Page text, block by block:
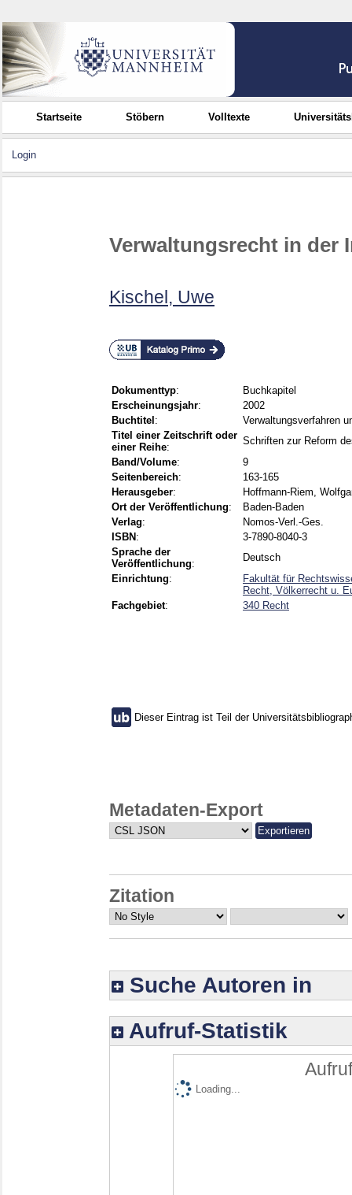
Startseite Stöbern Volltexte
Login
Verwaltungsrecht in der
Kischel, Uwe
Dokumenttyp:
Buchkapitel
Erscheinungsjahr:
2002
Buchtitel :
Verwaltungsverfahren
Titel einer Zeitschrift oder
einer Reihe:
Schriften zur Reform
Band/Volume:
9
Seitenbereich:
163-165
Herausgeber:
Hoffmann-Riem,
Ort der Veröffentlichung:
Baden-Baden
Verlag:
Nomos-Verl.-Ges.
ISBN :
3-7890-8040-3
Sprache der
Veröffentlichung:
Deutsch
Einrichtung:
Fakultät für
Recht, Völkerrecht u.
Fachgebiet: 340 Recht
Dieser Eintrag ist Teil der
Metadaten-Export
Zitation
Suche Autoren in
Aufruf-Statistik
Loading...